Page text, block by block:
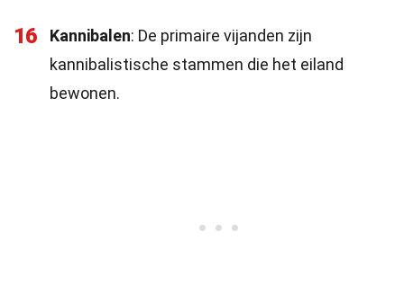
16 Kannibalen: De primaire vijanden zijn
kannibalistische stammen die het eiland
bewonen.